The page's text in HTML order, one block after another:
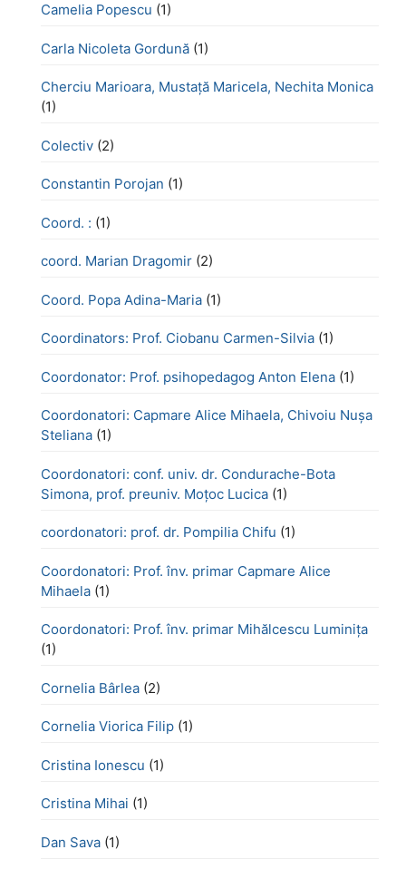
Camelia Popescu (1)
Carla Nicoleta Gordună (1)
Cherciu Marioara, Mustață Maricela, Nechita Monica
(1)
Colectiv (2)
Constantin Porojan (1)
Coord. : (1)
coord. Marian Dragomir (2)
Coord. Popa Adina-Maria (1)
Coordinators: Prof. Ciobanu Carmen-Silvia (1)
Coordonator: Prof. psihopedagog Anton Elena (1)
Coordonatori: Capmare Alice Mihaela, Chivoiu Nușa
Steliana (1)
Coordonatori: conf. univ. dr. Condurache-Bota
Simona, prof. preuniv. Moțoc Lucica (1)
coordonatori: prof. dr. Pompilia Chifu (1)
Coordonatori: Prof. înv. primar Capmare Alice
Mihaela (1)
Coordonatori: Prof. înv. primar Mihălcescu Luminița
(1)
Cornelia Bârlea (2)
Cornelia Viorica Filip (1)
Cristina Ionescu (1)
Cristina Mihai (1)
Dan Sava (1)